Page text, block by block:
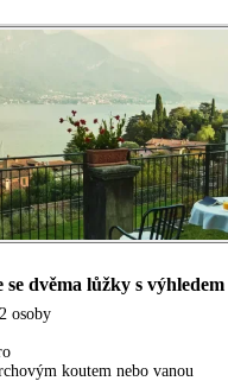
se dvěma lůžky s
osoby
koutem nebo vanou